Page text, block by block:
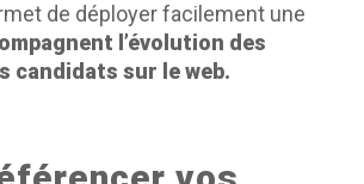
de déployer facilement une
l’évolution des
candidats sur le web.